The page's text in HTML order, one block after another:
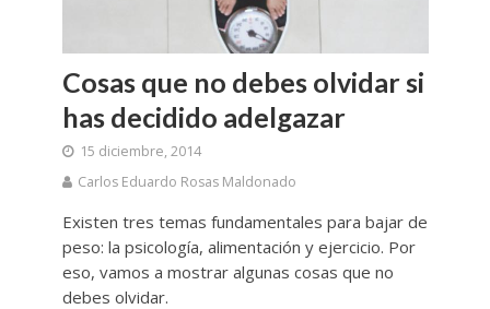
Cosas que no debes olvidar si
has decidido adelgazar
15 diciembre, 2014
Carlos Eduardo Rosas Maldonado
Existen tres temas fundamentales para bajar de
peso: la psicología, alimentación y ejercicio. Por
eso, vamos a mostrar algunas cosas que no
debes olvidar.